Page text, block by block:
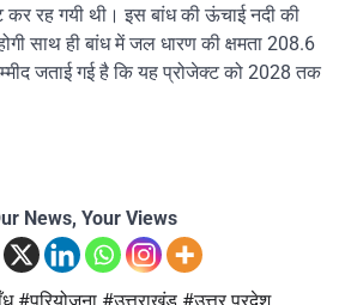
कर रह गयी थी। इस बांध की ऊंचाई नदी की
साथ ही बांध में जल धारण की क्षमता 208.6
जताई गई है कि यह प्रोजेक्ट को 2028 तक
News, Your Views